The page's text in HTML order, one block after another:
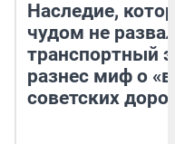
Наследие,
чудом не
транспортный
разнес миф о
советских